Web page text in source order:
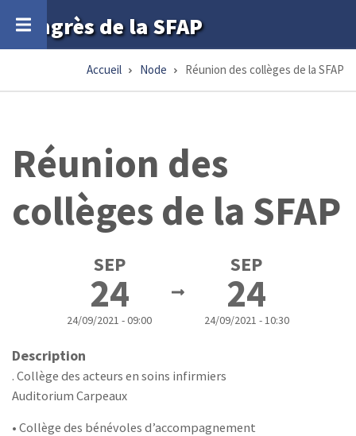
contenu
Congrès de la SFAP
Accueil Node Réunion des collèges de la SFAP
Réunion des
collèges de la SFAP
SEP
24
24/09/2021 - 09:00
SEP
24
24/09/2021 - 10:30
Description
. Collège des acteurs en soins infirmiers
Auditorium Carpeaux
• Collège des bénévoles d’accompagnement